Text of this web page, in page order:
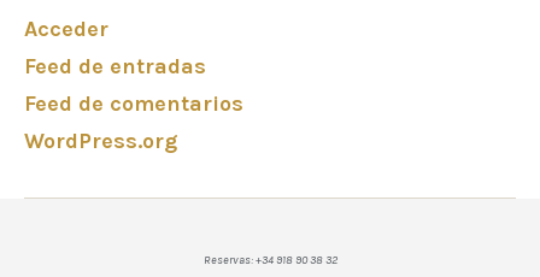
Acceder
Feed de entradas
Feed de comentarios
WordPress.org
Reservas: +34 918 90 38 32